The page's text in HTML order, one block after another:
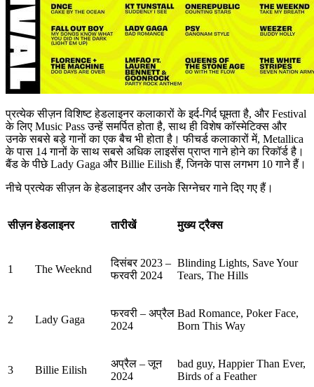
प्रत्येक सीज़न विशिष्ट हेडलाइनर कलाकारों के इर्द-गिर्द घूमता है, और Festival
के लिए Music Pass उन्हें समर्पित होता है, साथ ही विशेष कॉस्मेटिक्स और
उनके सबसे बड़े गानों का एक बैच भी होता है। फीचर्ड कलाकारों में, Metallica
के पास 14 गानों के साथ सबसे अधिक लाइसेंस प्राप्त गाने होने का रिकॉर्ड है।
बैंड के पीछे Lady Gaga और Billie Eilish हैं, जिनके पास लगभग 10 गाने हैं।
नीचे प्रत्येक सीज़न के हेडलाइनर और उनके सिग्नेचर गाने दिए गए हैं।
सीज़न हेडलाइनर तारीखें मुख्य ट्रैक्स
1 The Weeknd
दिसंबर 2023 –
फरवरी 2024
Blinding Lights, Save Your
Tears, The Hills
2 Lady Gaga
फरवरी – अप्रैल
2024
Bad Romance, Poker Face,
Born This Way
3 Billie Eilish
अप्रैल – जून
2024
bad guy, Happier Than Ever,
Birds of a Feather